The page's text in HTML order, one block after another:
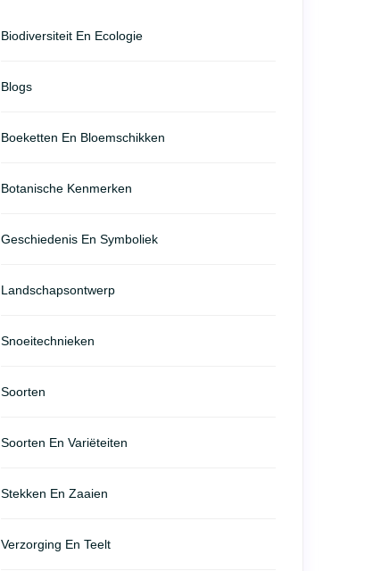
Biodiversiteit En Ecologie
Blogs
Boeketten En Bloemschikken
Botanische Kenmerken
Geschiedenis En Symboliek
Landschapsontwerp
Snoeitechnieken
Soorten
Soorten En Variëteiten
Stekken En Zaaien
Verzorging En Teelt